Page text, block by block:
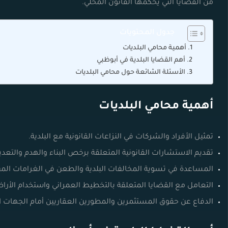
من القضايا التي يحكمها القانون المحلي.
أهمية محامي البلديات
أهم القضايا البلدية في أبوظبي
الأسئلة الشائعة حول محامي البلديات
أهمية محامي البلديات
تمثيل الأفراد والشركات في النزاعات القانونية مع البلدية.
تقديم الاستشارات القانونية المتعلقة برخص البناء والهدم
المساعدة في تسوية المخالفات البلدية والطعن في الغرامات
التعامل مع القضايا المتعلقة بالتخطيط العمراني واستخدام
الدفاع عن حقوق المستثمرين والمطورين العقاريين أمام الجهات